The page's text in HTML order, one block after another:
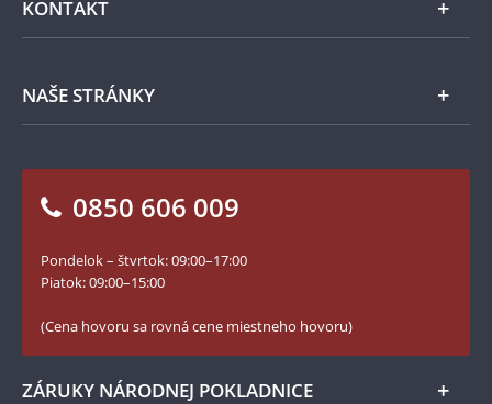
100. výročie vzniku Česko-Slovenska
Ochrana osobných údajov
Numizmatické novinky
KONTAKT
Napíšte nám
NAŠE STRÁNKY
Blog Pokladnica mincí
Facebook Národnej Pokladnice
YouTube Národnej Pokladnice
0850 606 009
Pondelok – štvrtok: 09:00–17:00
Piatok: 09:00–15:00
(Cena hovoru sa rovná cene miestneho hovoru)
ZÁRUKY NÁRODNEJ POKLADNICE